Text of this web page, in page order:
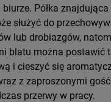
Półka znajdująca
służyć do
lub drobiazgów,
blatu można postawić
i cieszyć się
z zaproszonymi
przerwy w pracy.